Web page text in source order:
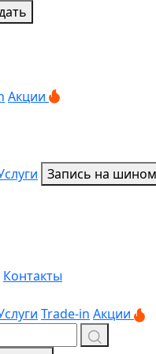
Акции
Запись на
Контакты
Trade-in Акции